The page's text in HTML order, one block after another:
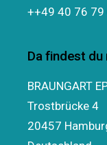
++49 40 76 79
Da findest du
BRAUNGART
Trostbrücke 4
20457